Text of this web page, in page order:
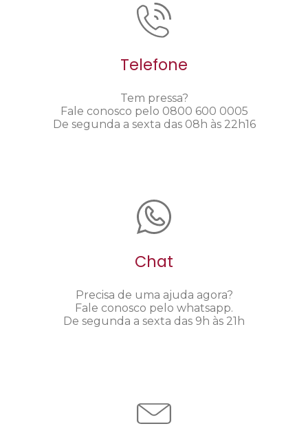
Telefone
Tem pressa?
Fale conosco pelo 0800 600 0005
De segunda a sexta das 08h às 22h16
Chat
Precisa de uma ajuda agora?
Fale conosco pelo whatsapp.
De segunda a sexta das 9h às 21h